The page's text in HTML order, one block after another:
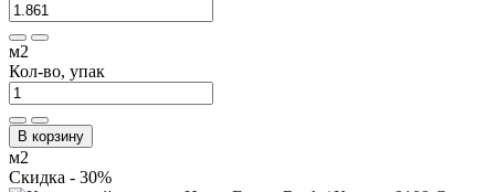
м2
Кол-во, упак
В корзину
м2
Скидка - 30%